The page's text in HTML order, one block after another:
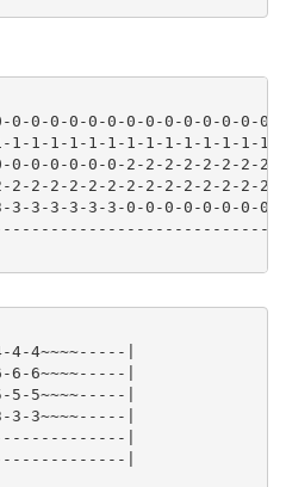
0-0-0-0-0-0-0-0-0-0-0-0-0-
1-1-1-1-1-1-1-1-1-1-1-1-1-
0-0-0-0-0-0-2-2-2-2-2-2-2-
2-2-2-2-2-2-2-2-2-2-2-2-2-
3-3-3-3-3-3-0-0-0-0-0-0-0-
4-4~~~~-----|
6-6~~~~-----|
5-5~~~~-----|
3-3~~~~-----|
|
|